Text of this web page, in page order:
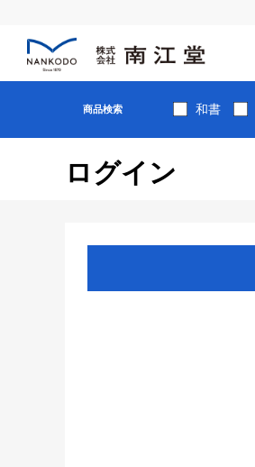
商品検索 和書
ログイン